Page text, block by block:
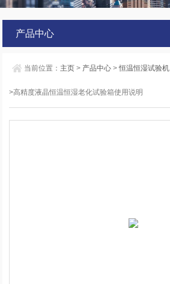
产品中心
当前位置： 主页 > 产品中心 >恒温恒湿试验机
>高精度液晶恒温恒湿老化试验箱使用说明